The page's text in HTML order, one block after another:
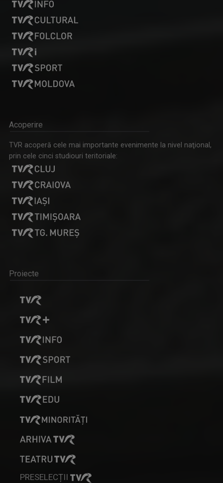
Acoperire
TVR acoperă cele mai importante evenimente la nivel naţional,
prin cele cinci studiouri teritoriale:
Proiecte
PRESELECȚII